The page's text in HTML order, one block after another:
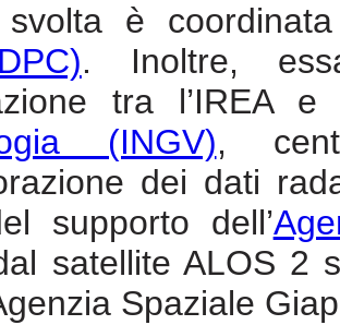
svolta è
. Inoltre,
tra l’IREA e
(INGV),
dei dati
supporto dell’
satellite ALOS 2
Spaziale